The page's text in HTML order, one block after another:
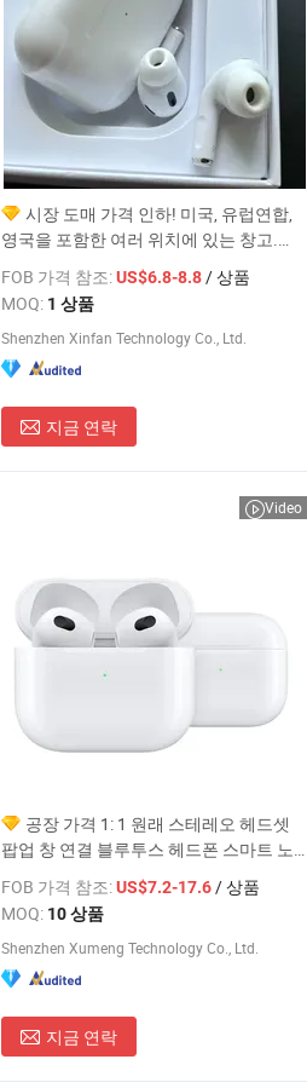
시장 도매 가격 인하! 미국, 유럽연합,
영국을 포함한 여러 위치에 있는 창고.
Anc Air PRO 2 3 팟 TWS 블루투스 무선 이
어폰, 공간 오디오
FOB 가격 참조:US$6.8-8.8/ 상품
MOQ: 1 상품
Shenzhen Xinfan Technology Co., Ltd.
지금 연락
Video
공장 가격 1: 1 원래 스테레오 헤드셋
팝업 창 연결 블루투스 헤드폰 스마트 노
이즈 캔슬링 헤드폰 Gen3 에어 무선 이어
폰
FOB 가격 참조:US$7.2-17.6/ 상품
MOQ: 10 상품
Shenzhen Xumeng Technology Co., Ltd.
지금 연락